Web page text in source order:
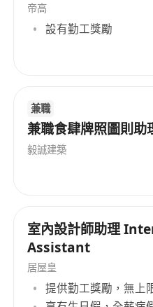
帝高
設有勤工獎勵
兼職
兼職食肆牌照圖則助
毅誠建築
室內設計師助理
Assistant
居屋皇
提供勤工獎勵，無上